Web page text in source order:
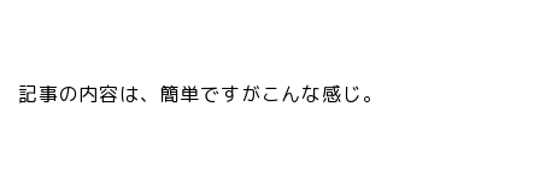
記事の内容は、簡単ですがこんな感じ。